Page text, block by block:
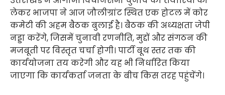
लेकर भाजपा ने आज जौलीग्रांट स्थित एक होटल में कोर
कमेटी की अहम बैठक बुलाई है। बैठक की अध्यक्षता जेपी
नड्डा करेंगे, जिसमें चुनावी रणनीति, मुद्दों और संगठन की
मजबूती पर विस्तृत चर्चा होगी। पार्टी बूथ स्तर तक की
कार्ययोजना तय करेगी और यह भी निर्धारित किया
जाएगा कि कार्यकर्ता जनता के बीच किस तरह पहुंचेंगे।